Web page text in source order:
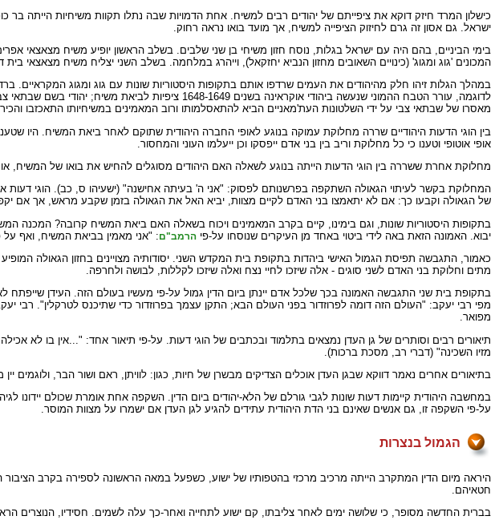
כישלון המרד חיזק דוקא את ציפייתם של יהודים רבים למשיח. אחת הדמויות שבה נתלו תקוות משיחיות הייתה
ישראל. גם אסון זה גרם לחיזוק הציפייה למשיח, אך מועד בואו נראה רחוק.
בימי הביניים, בהם היה עם ישראל בגלות, נוסח חזון משיחי בן שני שלבים. בשלב הראשון יופיע משיח מצאצאי
המכונים 'גוג ומגוג' (כינויים השאובים מחזון הנביא יחזקאל), וייהרג במלחמה. בשלב השני יצליח משיח מצאצאי
במהלך הגלות זיהו חלק מהיהודים את העמים שרדפו אותם בתקופות היסטוריות שונות עם גוג ומגוג
לדוגמה, עורר הטבח ההמוני שנעשה ביהודי אוקראינה
מאסרו של שבתאי צבי על ידי השלטונות העת'מאניים הביא להתאסלמותו ורוב המאמינים במשיחיותו התאכזבו
בין הוגי הדעות היהודיים שררה מחלוקת עמוקה בנוגע לאופי החברה היהודית שתוקם לאחר ביאת המשיח.
אופי אוטופי וטענו כי כל מחלוקת וריב בין בני אדם ייפסקו וכן ייעלמו העוני והמחסור.
מחלוקת אחרת ששררה בין הוגי הדעות הייתה בנוגע לשאלה האם היהודים מסוגלים להחיש את בואו של המשיח, או
המחלוקת בקשר לעיתוי הגאולה השתקפה בפרשנותם לפסוק: "אני ה' בעיתה אחישנה" (ישעיהו ס, כב). הוגי דעות
של הגאולה וקבעו כך: אם לא יתאמצו בני האדם לקיים מצוות, יביא האל את הגאולה בזמן שקבע מראש, אך אם
בתקופות היסטוריות שונות, וגם בימינו, קיים בקרב המאמינים ויכוח בשאלה האם ביאת המשיח קרובה? המכנה
יבוא. האמונה הזאת באה לידי ביטוי באחד מן העיקרים שנוסחו על-פי הרמב"ם: "אני מאמין בביאת המשיח, ואף
כאמור, התגבשה תפיסת הגמול האישי ביהדות בתקופת בית המקדש השני. יסודותיה מצויינים בחזון הגאולה
מתים וחלוקת בני האדם לשני סוגים - אלה שיזכו לחיי נצח ואלה שיזכו לקללות, לבושה ולחרפה.
בתקופת בית שני התגבשה האמונה בכך שלכל אדם יינתן ביום הדין גמול על-פי מעשיו בעולם הזה. העידן שייפתח
מפי רבי יעקב: "העולם הזה דומה לפרוזדור בפני העולם הבא; התקן עצמך בפרוזדור כדי שתיכנס לטרקלין".
מפואר.
תיאורים רבים וסותרים של גן העדן נמצאים בתלמוד ובכתבים של הוגי דעות. על-פי תיאור אחד: "...אין בו לא
מזיו השכינה" (דברי רב, מסכת ברכות).
בתיאורים אחרים נאמר דווקא שבגן העדן אוכלים הצדיקים מבשרן של חיות, כגון: לוויתן, ראם ושור הבר,
במחשבה היהודית קיימות דעות שונות לגבי גורלם של הלא-יהודים ביום הדין. השקפה אחת אומרת שכולם
על-פי השקפה זו, גם אנשים שאינם בני הדת היהודית עתידים להגיע לגן העדן אם ישמרו על מצוות המוסר.
הגמול בנצרות
היראה מיום הדין המתקרב הייתה מרכיב מרכזי בהטפותיו של ישוע, כשפעל במאה הראשונה לספירה בקרב
חטאיהם.
בברית החדשה מסופר, כי שלושה ימים לאחר צליבתו, קם ישוע לתחייה ואחר-כך עלה לשמים. חסידיו, הנוצרים